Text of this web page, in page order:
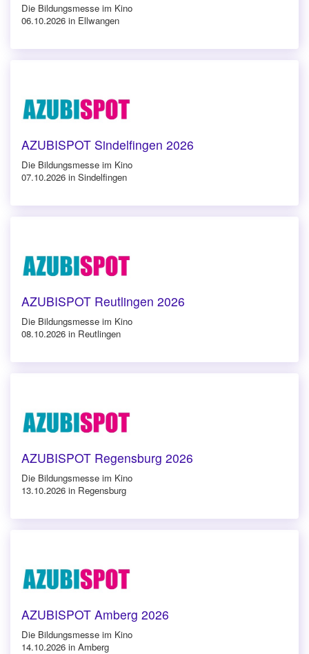
Die Bildungsmesse im Kino
06.10.2026 in Ellwangen
AZUBISPOT Sindelfingen 2026
Die Bildungsmesse im Kino
07.10.2026 in Sindelfingen
AZUBISPOT Reutlingen 2026
Die Bildungsmesse im Kino
08.10.2026 in Reutlingen
AZUBISPOT Regensburg 2026
Die Bildungsmesse im Kino
13.10.2026 in Regensburg
AZUBISPOT Amberg 2026
Die Bildungsmesse im Kino
14.10.2026 in Amberg